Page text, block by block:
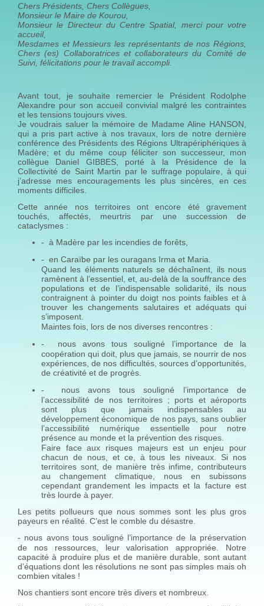
Chers Présidents, Chers Collègues,
Monsieur le Maire de Kourou,
Monsieur le Directeur du Centre Spatial, merci pour votre
accueil,
Mesdames et Messieurs les représentants de nos Régions,
Chers (es) Collaboratrices et collaborateurs du Comité de
Suivi, félicitations pour le travail accompli.
Avant tout, je souhaite remercier le Président Rodolphe
Alexandre pour son accueil convivial malgré les contraintes
et les tensions toujours vives.
Je voudrais saluer la mémoire de Madame Aline HANSON,
qui a pris part active à nos travaux, lors de notre dernière
conférence des Présidents des Régions Ultrapériphériques à
Madère; et du même coup féliciter son successeur, mon
collègue Daniel GIBBES, porté à la Présidence de la
Collectivité de Saint Martin par le suffrage populaire, à qui
j’adresse mes encouragements les plus sincères, en ces
moments difficiles.
Cette année nos territoires ont encore été gravement
touchés, affectés, meurtris par une succession de
cataclysmes :
- à Madère par les incendies de forêts,
- en Caraïbe par les ouragans Irma et Maria.
Quand les éléments naturels se déchaînent, ils nous
ramènent à l’essentiel, et, au-delà de la souffrance des
populations et de l’indispensable solidarité, ils nous
contraignent à pointer du doigt nos points faibles et à
trouver les changements salutaires et adéquats qui
s’imposent.
Maintes fois, lors de nos diverses rencontres :
- nous avons tous souligné l’importance de la
coopération qui doit, plus que jamais, se nourrir de nos
expériences, de nos difficultés, sources d’opportunités,
de créativité et de progrès.
- nous avons tous souligné l’importance de
l’accessibilité de nos territoires ; ports et aéroports
sont plus que jamais indispensables au
développement économique de nos pays, sans oublier
l’accessibilité numérique essentielle pour notre
présence au monde et la prévention des risques.
Faire face aux risques majeurs est un enjeu pour
chacun de nous, et ce, à tous les niveaux. Si nos
territoires sont, de manière très infime, contributeurs
au changement climatique, nous en subissons
cependant grandement les impacts et la facture est
très lourde à payer.
Les petits pollueurs que nous sommes sont les plus gros
payeurs en réalité. C’est le comble du désastre.
- nous avons tous souligné l’importance de la préservation
de nos ressources, leur valorisation appropriée. Notre
capacité à produire plus et de manière durable, sont autant
d’équations dont les résolutions ne sont pas simples mais oh
combien vitales !
Nos chantiers sont encore très divers et nombreux.